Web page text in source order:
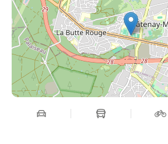
Que vous veniez seul(e), entre
rejoignez-nous pour une soirée
sourires et de belles rencontres.
Enfilez votre tenue blanche et
piste avec nous ! ✨